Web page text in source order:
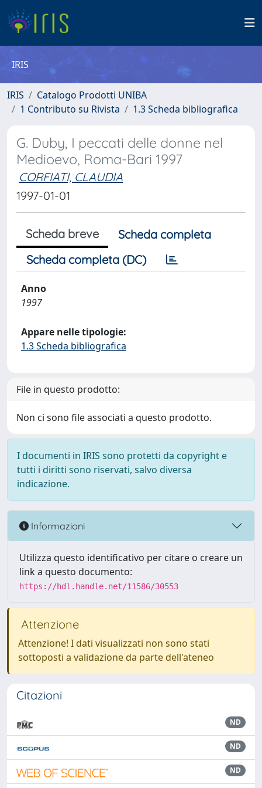
IRIS
IRIS
Catalogo Prodotti UNIBA
1 Contributo su Rivista
1.3 Scheda bibliografica
G. Duby, I peccati delle donne nel
Medioevo, Roma-Bari 1997
CORFIATI, CLAUDIA
1997-01-01
Scheda breve
Scheda completa
Scheda completa (DC)
Anno
1997
Appare nelle tipologie:
1.3 Scheda bibliografica
File in questo prodotto:
Non ci sono file associati a questo prodotto.
I documenti in IRIS sono protetti da copyright e
tutti i diritti sono riservati, salvo diversa
indicazione.
Informazioni
Utilizza questo identificativo per citare o creare un
link a questo documento:
https://hdl.handle.net/11586/30553
Attenzione
Attenzione! I dati visualizzati non sono stati
sottoposti a validazione da parte dell'ateneo
Citazioni
ND
ND
ND